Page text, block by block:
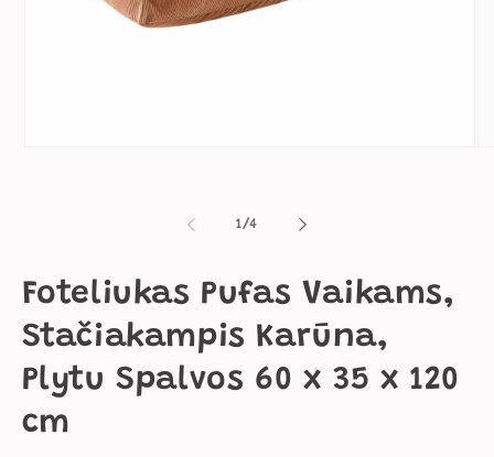
1/iš
4
Foteliukas Pufas Vaikams,
Stačiakampis Karūna,
Plytu Spalvos 60 x 35 x 120
cm